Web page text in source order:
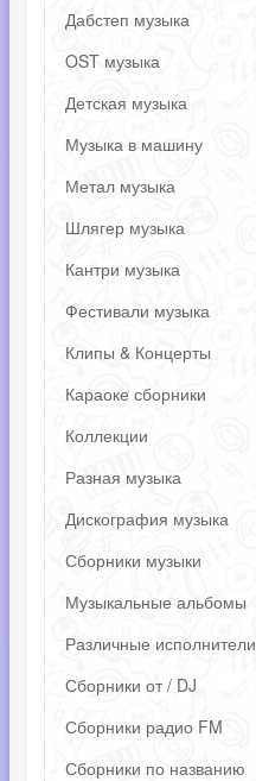
Дабстеп музыка
OST музыка
Детская музыка
Музыка в машину
Метал музыка
Шлягер музыка
Кантри музыка
Фестивали музыка
Клипы & Концерты
Караоке сборники
Коллекции
Разная музыка
Дискография музыка
Сборники музыки
Музыкальные альбомы
Различные исполнители
Сборники от / DJ
Сборники радио FM
Сборники по названию